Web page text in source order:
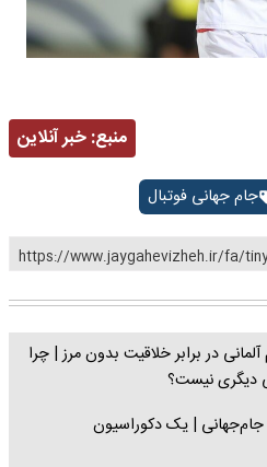
منبع:خبر آنلاین
جام جهانی فوتبال
https://www.jaygahevizheh.ir/fa/
در برابر خلاقیت بدون مرز | چرا
جام‌جهانی | یک دکوراسیون